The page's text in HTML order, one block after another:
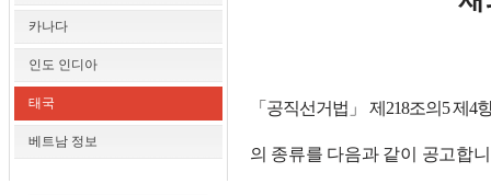
카나다
인도 인디아
태국
베트남 정보
「 공직선거법 」 제 218조의 5제4
의 종류를 다음과 같이 공고합